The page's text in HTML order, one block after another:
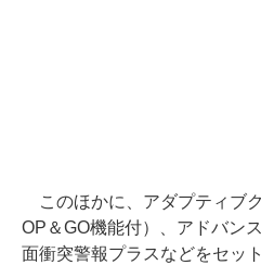
このほかに、アダプティブ
OP＆GO機能付）、アドバン
面衝突警報プラスなどをセッ